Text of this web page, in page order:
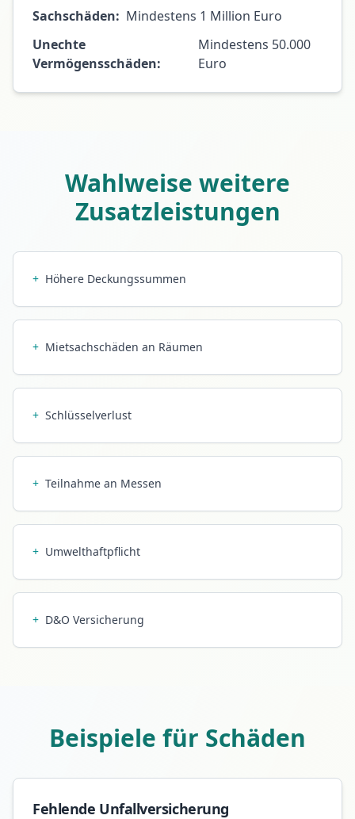
Sachschäden: Mindestens 1 Million Euro
Unechte
Vermögensschäden:
Mindestens 50.000
Euro
Wahlweise weitere
Zusatzleistungen
+ Höhere Deckungssummen
+ Mietsachschäden an Räumen
+ Schlüsselverlust
+ Teilnahme an Messen
+ Umwelthaftpflicht
+ D&O Versicherung
Beispiele für Schäden
Fehlende Unfallversicherung